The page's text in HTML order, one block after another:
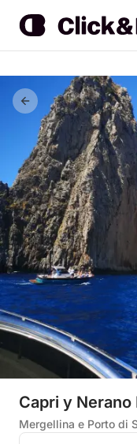
Capri y
Mergellina e Porto di